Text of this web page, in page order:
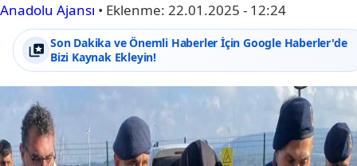
Anadolu Ajansı • Eklenme: 22.01.2025 - 12:24
Son Dakika ve Önemli Haberler İçin Google Haberler'de
Bizi Kaynak Ekleyin!